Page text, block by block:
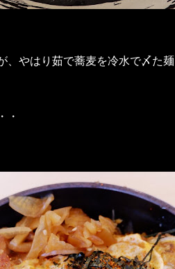
やはり茹で蕎麦を冷水で〆た
・